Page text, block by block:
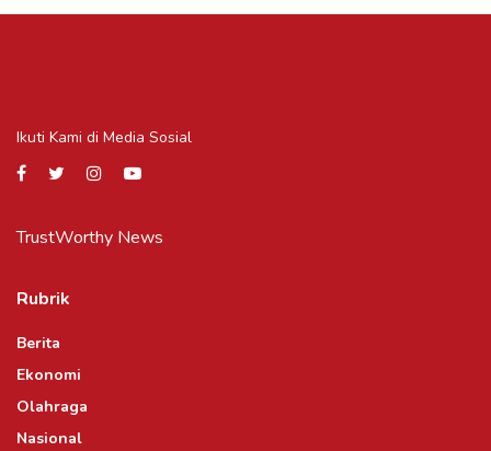
Ikuti Kami di Media Sosial
TrustWorthy News
Rubrik
Berita
Ekonomi
Olahraga
Nasional